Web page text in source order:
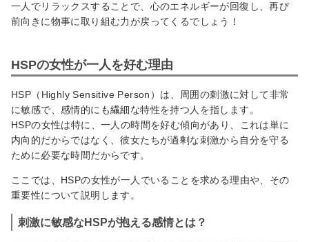
一人でリラックスすることで、心のエネルギーが回復し、再び
前向きに物事に取り組む力が戻ってくるでしょう！
HSPの女性が一人を好む理由
HSP（Highly Sensitive Person）は、周囲の刺激に対して非常
に敏感で、感情的にも繊細な特性を持つ人を指します。
HSPの女性は特に、一人の時間を好む傾向があり、これは単に
内向的だからではなく、彼女たちが過剰な刺激から自分を守る
ために必要な時間だからです。
ここでは、HSPの女性が一人でいることを求める理由や、その
重要性について説明します。
刺激に敏感なHSPが抱える感情とは？